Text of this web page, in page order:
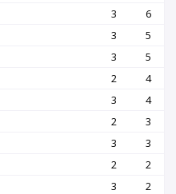
3
6
3
5
3
5
2
4
3
4
2
3
3
3
2
2
3
2